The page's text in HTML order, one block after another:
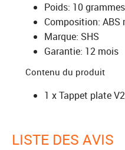
Poids: 10 grammes
Composition: ABS
Marque: SHS
Garantie: 12 mois
Contenu du produit
1 x Tappet plate
LISTE DES AVIS